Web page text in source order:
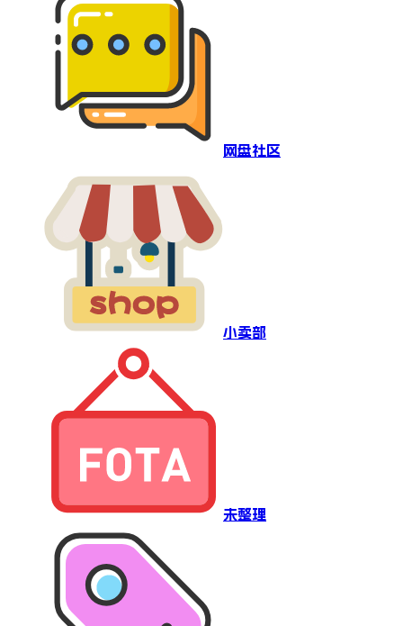
网盘社区
小卖部
未整理